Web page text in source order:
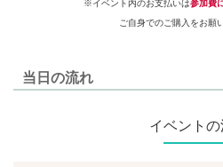
※イベント内のお支払いは参加費
ご自身でのご購入をお願
当日の流れ
イベント